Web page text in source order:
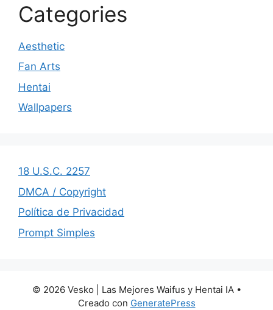
Categories
Aesthetic
Fan Arts
Hentai
Wallpapers
18 U.S.C. 2257
DMCA / Copyright
Política de Privacidad
Prompt Simples
© 2026 Vesko | Las Mejores Waifus y Hentai IA•
Creado con GeneratePress